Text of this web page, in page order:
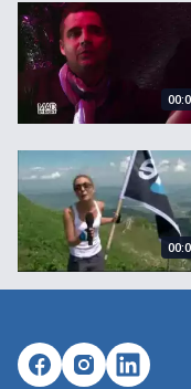
MAD by Night - LFM
Première émission